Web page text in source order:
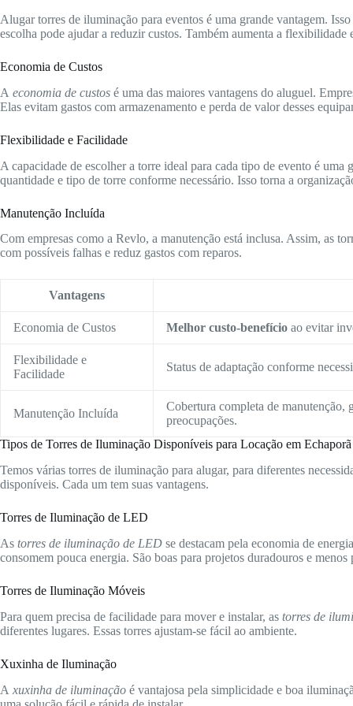
Alugar torres de iluminação para eventos é uma grande vantagem.
escolha pode ajudar a reduzir custos. Também aumenta a flexibilidade
Economia de Custos
A economia de custos é uma das maiores vantagens do aluguel.
Elas evitam gastos com armazenamento e perda de valor desses
Flexibilidade e Facilidade
A capacidade de escolher a torre ideal para cada tipo de evento é
quantidade e tipo de torre conforme necessário. Isso torna a
Manutenção Incluída
Com empresas como a Revlo, a manutenção está inclusa. Assim, as
com possíveis falhas e reduz gastos com reparos.
Vantagens
Economia de Custos Melhor custo-benefício ao evitar
Flexibilidade e
Facilidade
Status de adaptação conforme
Manutenção Incluída
Cobertura completa de manutenção,
preocupações.
Tipos de Torres de Iluminação Disponíveis para Locação em
Temos várias torres de iluminação para alugar, para diferentes
disponíveis. Cada um tem suas vantagens.
Torres de Iluminação de LED
As torres de iluminação de LED se destacam pela economia de
consomem pouca energia. São boas para projetos duradouros e
Torres de Iluminação Móveis
Para quem precisa de facilidade para mover e instalar, as torres de
diferentes lugares. Essas torres ajustam-se fácil ao ambiente.
Xuxinha de Iluminação
A xuxinha de iluminação é vantajosa pela simplicidade e boa